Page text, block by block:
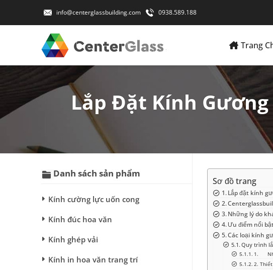
info@centerglassbuilding.com 0938.589.188
Trang
Lắp Đặt Kính Gương
Sơ đồ trang
Lắp đặt kính
Những lý do
Ưu điểm nổi
Các loại kính
Quy trình
1.
2.
Danh sách sản phẩm
Kính cường lực uốn cong
Kính đúc hoa văn
Kính ghép vải
Kính in hoa văn trang trí